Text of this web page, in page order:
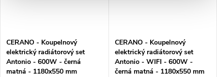
CERANO - Koupelnový
elektrický radiátorový set
Antonio - 600W - černá
matná - 1180x550 mm
CERANO - Koupelnový
elektrický radiátorový set
Antonio - WIFI - 600W -
černá matná - 1180x550 mm